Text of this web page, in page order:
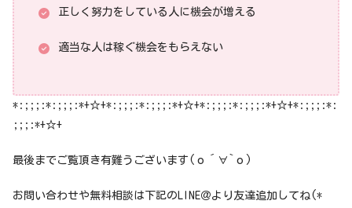
正しく努力をしている人に機会が増える
適当な人は稼ぐ機会をもらえない
*:;;;:*:;;;:*+☆+*:;;;:*:;;;:*+☆+*:;;;:*:;;;:*+☆+*:;;;:*:
;;;:*+☆+
最後までご覧頂き有難うございます(о´∀`о)
お問い合わせや無料相談は下記のLINE＠より友達追加してね(*